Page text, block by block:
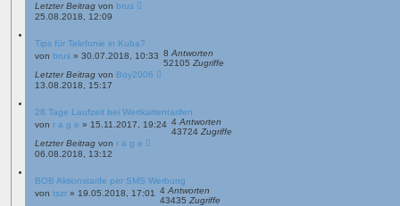
Letzter Beitrag von brus
25.08.2018, 12:09
Tips für Telefonie in Kuba?
von brus » 30.07.2018, 10:33 8 Antworten
52105 Zugriffe
Letzter Beitrag von Boy2006
13.08.2018, 15:17
28 Tage Laufzeit bei Wertkartentarifen
von r a g e » 15.11.2017, 19:24 4 Antworten
43724 Zugriffe
Letzter Beitrag von r a g e
06.08.2018, 13:12
BOB Aktionstarife per SMS Werbung
von tszr » 19.05.2018, 17:01 4 Antworten
43435 Zugriffe